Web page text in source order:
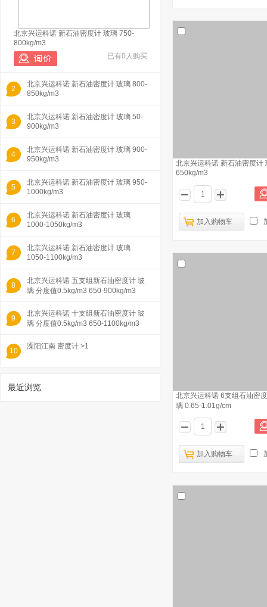
北京兴运科诺 新石油密度计 玻璃 750-
800kg/m3
已有0人购买
2
北京兴运科诺 新石油密度计 玻璃 800-
850kg/m3
3
北京兴运科诺 新石油密度计 玻璃 50-
900kg/m3
4
北京兴运科诺 新石油密度计 玻璃 900-
950kg/m3
5
北京兴运科诺 新石油密度计 玻璃 950-
1000kg/m3
6
北京兴运科诺 新石油密度计 玻璃
1000-1050kg/m3
7
北京兴运科诺 新石油密度计 玻璃
1050-1100kg/m3
8
北京兴运科诺 五支组新石油密度计 玻
璃 分度值0.5kg/m3 650-900kg/m3
9
北京兴运科诺 十支组新石油密度计 玻
璃 分度值0.5kg/m3 650-1100kg/m3
10
溧阳江南 密度计 >1
最近浏览
北京兴运科诺 新石油密度计
650kg/m3
加入购物车
北京兴运科诺 6支组石油密
璃 0.65-1.01g/cm
加入购物车